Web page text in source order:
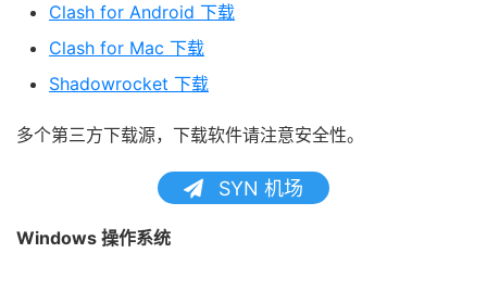
Clash for Android 下载
Clash for Mac 下载
Shadowrocket 下载
多个第三方下载源，下载软件请注意安全性。
SYN 机场
Windows 操作系统